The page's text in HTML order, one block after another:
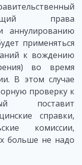
права
аннулированию
применяться
к вождению
во время
В этом случае
проверку к
поставит
справки,
комиссии,
больше не надо